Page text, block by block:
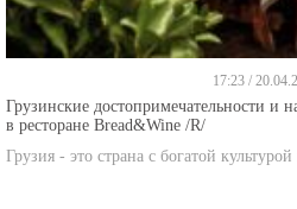
17:23 /
Грузинские достопримечательности и
в ресторане Bread&Wine /R/
Грузия - это страна с богатой